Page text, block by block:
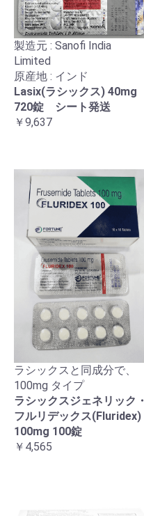
製造元 : Sanofi India
Limited
原産地 : インド
Lasix(ラシックス) 40mg
720錠 シート発送
￥9,637
ラシックスと同成分で、
100mg タイプ
ラシックスジェネリック・
フルリデックス(Fluridex)
100mg 100錠
￥4,565